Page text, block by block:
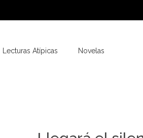
Lecturas Atípicas Novelas